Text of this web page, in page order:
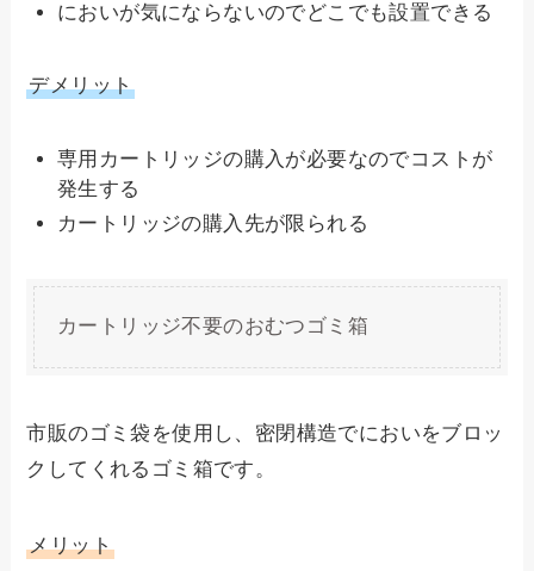
においが気にならないのでどこでも設置できる
デメリット
専用カートリッジの購入が必要なのでコストが
発生する
カートリッジの購入先が限られる
カートリッジ不要のおむつゴミ箱
市販のゴミ袋を使用し、密閉構造でにおいをブロッ
クしてくれるゴミ箱です。
メリット